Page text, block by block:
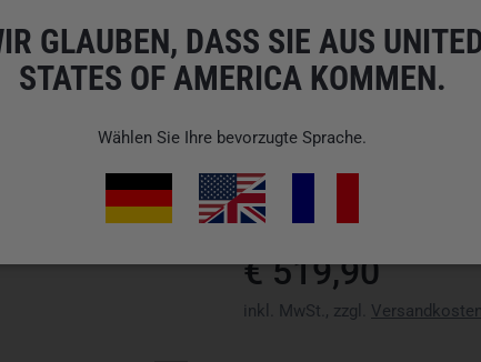
CARINTHIA
PRG 2.0 TROUSERS
Art.-Nr.: WPG028trousers
Verfügbarkeit: Bitte Variante
€ 519,90
inkl. MwSt., zzgl. Versandkosten
GLAUBEN, DASS SIE AUS
STATES OF AMERICA KOMMEN.
Wählen Sie Ihre bevorzugte Sprache.